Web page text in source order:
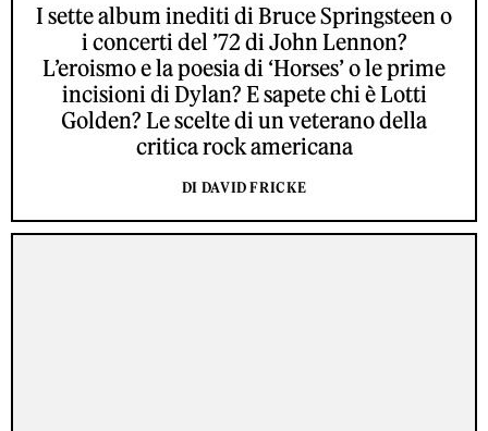
I sette album inediti di Bruce Springsteen o
i concerti del ’72 di John Lennon?
L’eroismo e la poesia di ‘Horses’ o le prime
incisioni di Dylan? E sapete chi è Lotti
Golden? Le scelte di un veterano della
critica rock americana
DI DAVID FRICKE